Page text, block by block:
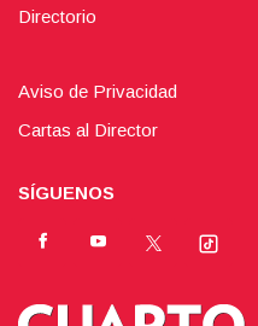
Directorio
Aviso de Privacidad
Cartas al Director
SÍGUENOS